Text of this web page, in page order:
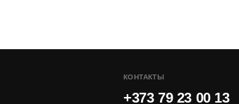
КОНТАКТЫ
+373 79 23 00 13